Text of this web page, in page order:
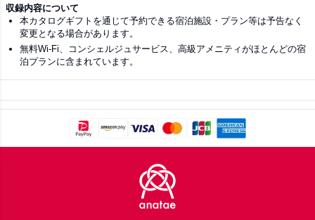
収録内容について
本カタログギフトを通じて予約できる宿泊施設・プラン等は予告なく
変更となる場合があります。
無料Wi-Fi、コンシェルジュサービス、高級アメニティがほとんどの宿
泊プランに含まれています。